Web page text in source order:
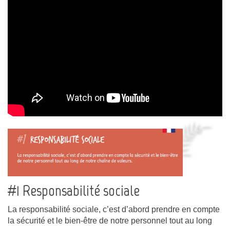
#1 Responsabilité sociale
La responsabilité sociale, c’est d’abord prendre en compte
la sécurité et le bien-être de notre personnel tout au long